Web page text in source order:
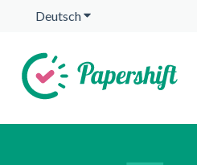
DeutschUntermenü für